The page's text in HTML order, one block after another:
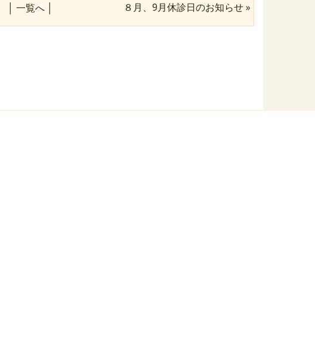
一覧へ│ ８月、9月休診日のお知らせ»